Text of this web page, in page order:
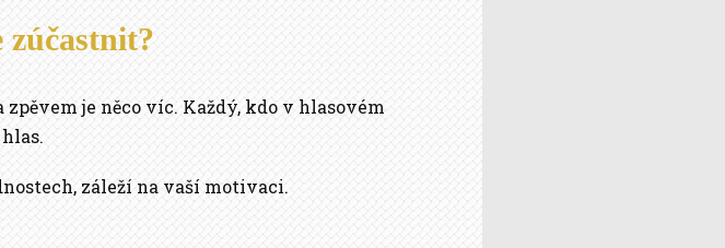
zúčastnit?
zpěvem je něco víc. Každý, kdo v hlasovém
záleží na vaší motivaci.